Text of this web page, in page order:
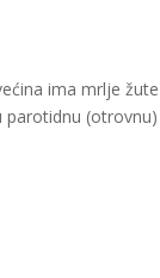
ima mrlje